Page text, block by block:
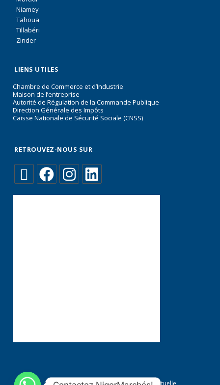
Niamey
Tahoua
Tillabéri
Zinder
LIENS UTILES
Chambre de Commerce et d’Industrie
Maison de l’entreprise
Autorité de Régulation de la Commande Publique
Direction Générale des Impôts
Caisse Nationale de Sécurité Sociale (CNSS)
RETROUVEZ-NOUS SUR
Conditions générales Propriété Intellectuelle